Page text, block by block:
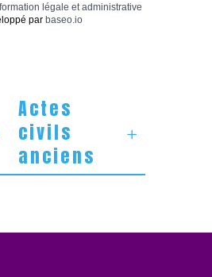
légale et administrative
par baseo.io
Actes
civils
anciens